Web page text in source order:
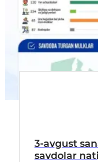
3-avgust
savdolar